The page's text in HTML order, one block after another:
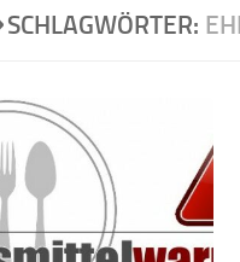
SCHLAGWÖRTER: